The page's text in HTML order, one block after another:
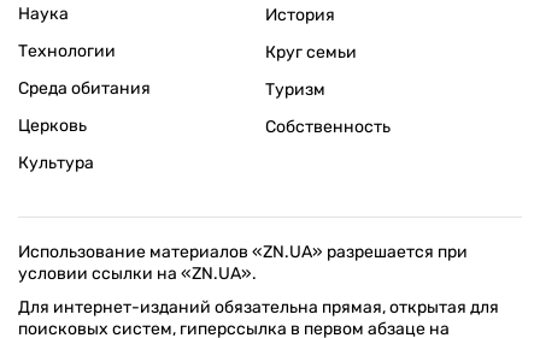
Наука
Технологии
Среда обитания
Церковь
Культура
История
Круг семьи
Туризм
Собственность
Использование материалов «ZN.UA» разрешается при
условии ссылки на «ZN.UA».
Для интернет-изданий обязательна прямая, открытая для
поисковых систем, гиперссылка в первом абзаце на